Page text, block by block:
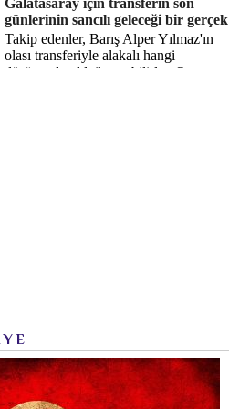
Galatasaray için transferin son
günlerinin sancılı geleceği bir gerçek
Takip edenler, Barış Alper Yılmaz'ın
olası transferiyle alakalı hangi
düşüncede olduğumu bilirler. O